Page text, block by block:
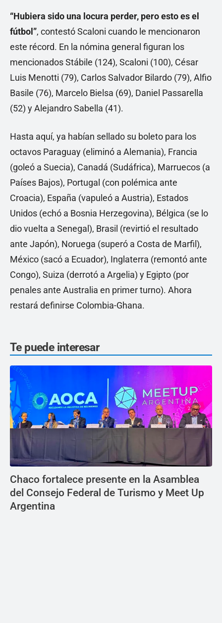
“Hubiera sido una locura perder, pero esto es el
fútbol”, contestó Scaloni cuando le mencionaron
este récord. En la nómina general figuran los
mencionados Stábile (124), Scaloni (100), César
Luis Menotti (79), Carlos Salvador Bilardo (79), Alfio
Basile (76), Marcelo Bielsa (69), Daniel Passarella
(52) y Alejandro Sabella (41).
Hasta aquí, ya habían sellado su boleto para los
octavos Paraguay (eliminó a Alemania), Francia
(goleó a Suecia), Canadá (Sudáfrica), Marruecos (a
Países Bajos), Portugal (con polémica ante
Croacia), España (vapuleó a Austria), Estados
Unidos (echó a Bosnia Herzegovina), Bélgica (se lo
dio vuelta a Senegal), Brasil (revirtió el resultado
ante Japón), Noruega (superó a Costa de Marfil),
México (sacó a Ecuador), Inglaterra (remontó ante
Congo), Suiza (derrotó a Argelia) y Egipto (por
penales ante Australia en primer turno). Ahora
restará definirse Colombia-Ghana.
Te puede interesar
Chaco fortalece presente en la Asamblea
del Consejo Federal de Turismo y Meet Up
Argentina